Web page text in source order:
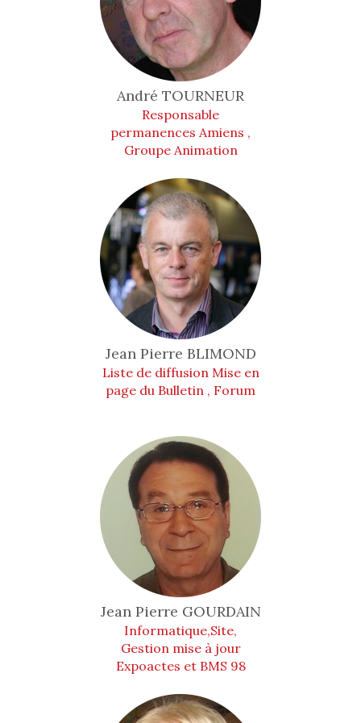
André TOURNEUR
Responsable
permanences Amiens ,
Groupe Animation
Jean Pierre BLIMOND
Liste de diffusion Mise en
page du Bulletin , Forum
Jean Pierre GOURDAIN
Informatique,Site,
Gestion mise à jour
Expoactes et BMS 98